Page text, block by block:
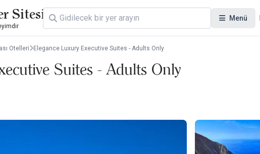
Sitesi Menü
Otelleri Elegance Luxury Executive Suites - Adults Only
Suites - Adults Only